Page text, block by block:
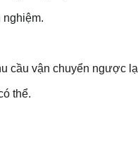
nghiệm.
cầu vận chuyển ngược
thể.